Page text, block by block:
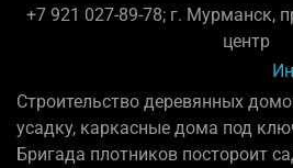
+7 921 027-89-78; г. Мурманск,
центр
Строительство деревянных
усадку, каркасные дома под
Бригада плотников постороит